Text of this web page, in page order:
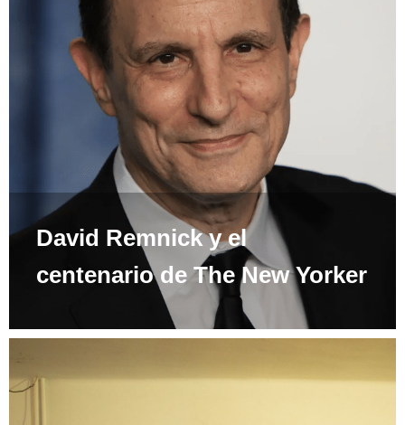
David Remnick y el
centenario de The New Yorker